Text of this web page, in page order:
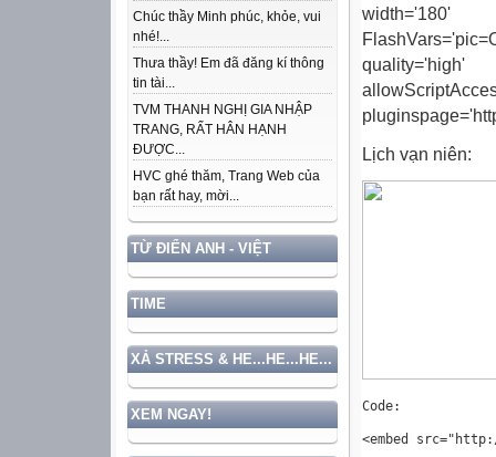
Chúc thầy Minh phúc, khỏe, vui
nhé!...
Thưa thầy! Em đã đăng kí thông
tin tài...
TVM THANH NGHỊ GIA NHẬP
TRANG, RẤT HÂN HẠNH
ĐƯỢC...
HVC ghé thăm, Trang Web của
bạn rất hay, mời...
TỪ ĐIỂN ANH - VIỆT
TIME
XẢ STRESS & HE...HE...HE...
XEM NGAY!
Lịch vạn niên:
Code:
<embed